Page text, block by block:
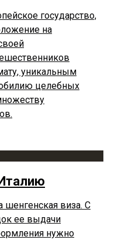
государство,
на
уникальным
целебных
виза. С
ее выдачи
нужно